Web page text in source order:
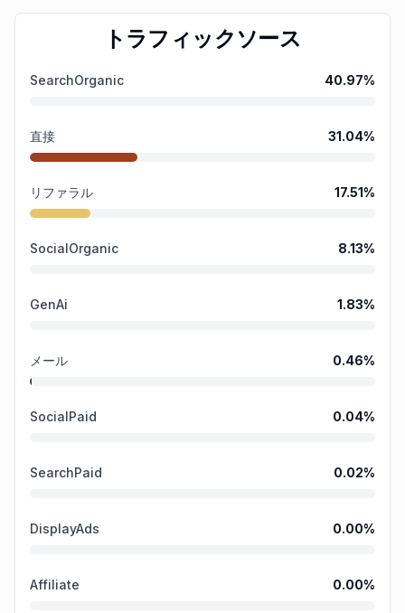
トラフィックソース
SearchOrganic 40.97%
直接 31.04%
リファラル 17.51%
SocialOrganic 8.13%
GenAi 1.83%
メール 0.46%
SocialPaid 0.04%
SearchPaid 0.02%
DisplayAds 0.00%
Affiliate 0.00%